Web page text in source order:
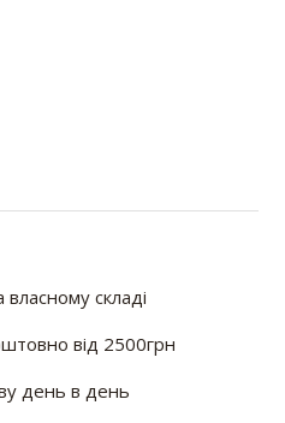
власному складі
від 2500грн
день в день